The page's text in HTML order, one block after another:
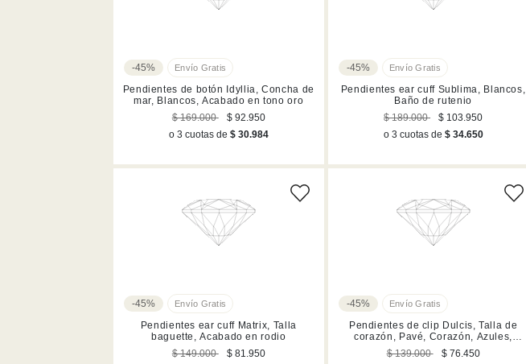
-45%
Pendientes de botón Idyllia, Concha de
mar, Blancos, Acabado en tono oro
$ 169.000
$ 92.950
o 3 cuotas de $ 30.984
-45%
Pendientes ear cuff Sublima, Blancos,
Baño de rutenio
$ 189.000
$ 103.950
o 3 cuotas de $ 34.650
-45%
Pendientes ear cuff Matrix, Talla
baguette, Acabado en rodio
$ 149.000
$ 81.950
-45%
Pendientes de clip Dulcis, Talla de
corazón, Pavé, Corazón, Azules,
Acabado en rodio
$ 139.000
$ 76.450